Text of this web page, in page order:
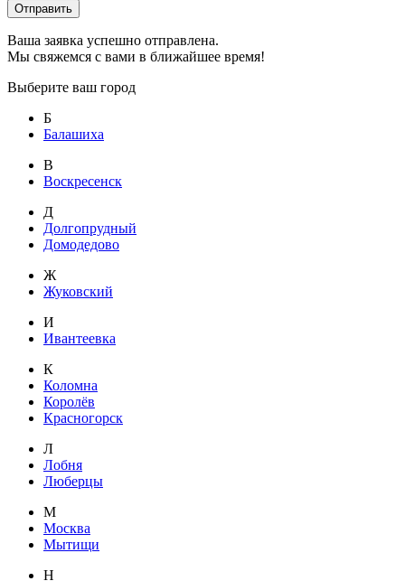
Отправить
Ваша заявка успешно отправлена.
Мы свяжемся с вами в ближайшее время!
Выберите ваш город
Б
Балашиха
В
Воскресенск
Д
Долгопрудный
Домодедово
Ж
Жуковский
И
Ивантеевка
К
Коломна
Королёв
Красногорск
Л
Лобня
Люберцы
М
Москва
Мытищи
Н